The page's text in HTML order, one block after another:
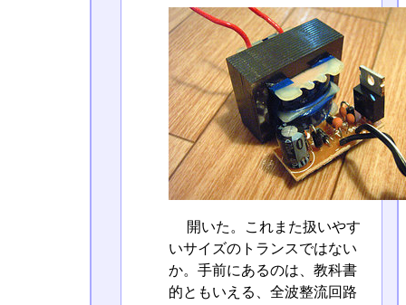
開いた。これまた扱いやす
いサイズのトランスではない
か。手前にあるのは、教科書
的ともいえる、全波整流回路